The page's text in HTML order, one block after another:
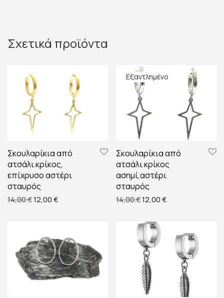
Σχετικά προϊόντα
Σκουλαρίκια από
ατσάλι κρίκος,
επίχρυσο αστέρι
σταυρός
14,00€Original price was: 14,00 €.
12,00 €Η τρέχουσα τιμή είναι: 12,00 €.
Σκουλαρίκια από
ατσάλι κρίκος
ασημί,αστέρι
σταυρός
14,00€Original price was: 14,00
12,00 €Η τρέχουσα τιμή